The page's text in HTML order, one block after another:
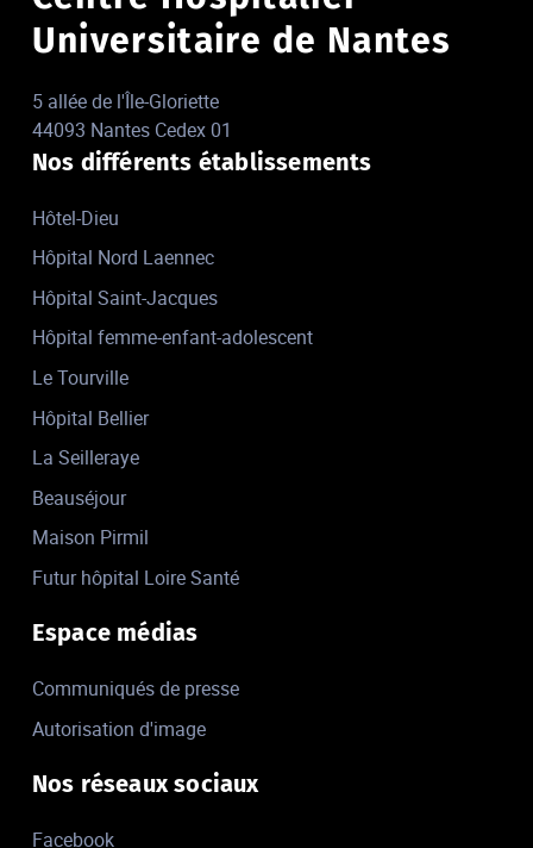
Universitaire de Nantes
5 allée de l'Île-Gloriette
44093 Nantes Cedex 01
Nos différents établissements
Hôtel-Dieu
Hôpital Nord Laennec
Hôpital Saint-Jacques
Hôpital femme-enfant-adolescent
Le Tourville
Hôpital Bellier
La Seilleraye
Beauséjour
Maison Pirmil
Futur hôpital Loire Santé
Espace médias
Communiqués de presse
Autorisation d'image
Nos réseaux sociaux
Facebook